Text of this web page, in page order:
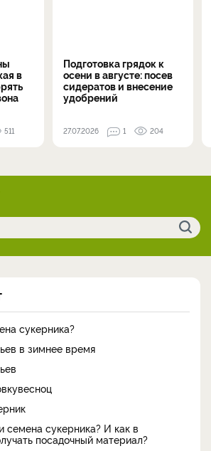
в
511
Подготовка грядок к
осени в августе: посев
сидератов и внесение
удобрений
27.07.2026 1 204
сукерника?
в зимнее время
семена сукерника? И как в
посадочный материал?